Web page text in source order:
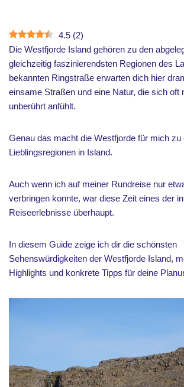
4.5 (2)
Die Westfjorde Island gehören zu den
gleichzeitig faszinierendsten Regionen des
bekannten Ringstraße erwarten dich hier
einsame Straßen und eine Natur, die sich oft
unberührt anfühlt.
Genau das macht die Westfjorde für mich zu
Lieblingsregionen in Island.
Auch wenn ich auf meiner Rundreise nur
verbringen konnte, war diese Zeit eines der
Reiseerlebnisse überhaupt.
In diesem Guide zeige ich dir die schönsten
Sehenswürdigkeiten der Westfjorde Island,
Highlights und konkrete Tipps für deine